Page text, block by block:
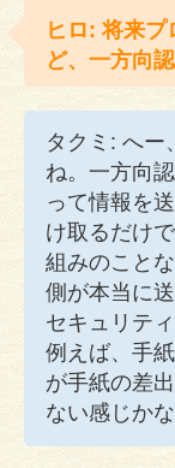
ヒロ: 将来プ
ど、一方向
タクミ: へー
ね。一方向
って情報を
け取るだけ
組みのこと
側が本当に
セキュリテ
例えば、手
が手紙の差
ない感じかな